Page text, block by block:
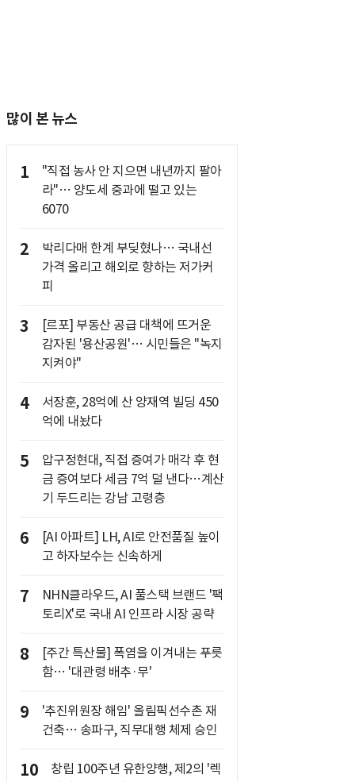
많이 본 뉴스
1
"직접 농사 안 지으면 내년까지 팔아
라"… 양도세 중과에 떨고 있는
6070
2
박리다매 한계 부딪혔나… 국내선
가격 올리고 해외로 향하는 저가커
피
3
[르포] 부동산 공급 대책에 뜨거운
감자된 '용산공원'… 시민들은 "녹지
지켜야"
4
서장훈, 28억에 산 양재역 빌딩 450
억에 내놨다
5
압구정현대, 직접 증여가 매각 후 현
금 증여보다 세금 7억 덜 낸다…계산
기 두드리는 강남 고령층
6
[AI 아파트] LH, AI로 안전품질 높이
고 하자보수는 신속하게
7
NHN클라우드, AI 풀스택 브랜드 '팩
토리X'로 국내 AI 인프라 시장 공략
8
[주간 특산물] 폭염을 이겨내는 푸릇
함… '대관령 배추·무'
9
'추진위원장 해임' 올림픽선수촌 재
건축… 송파구, 직무대행 체제 승인
10
창립 100주년 유한양행, 제2의 '렉